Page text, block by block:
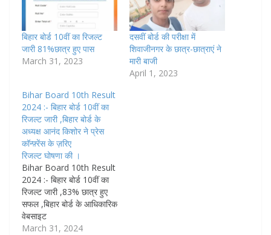
बिहार बोर्ड 10वीं का रिजल्ट
जारी 81%छात्र हुए पास
March 31, 2023
दसवीं बोर्ड की परीक्षा में
शिवाजीनगर के छात्र-छात्राएं ने
मारी बाजी
April 1, 2023
Bihar Board 10th Result
2024 :- बिहार बोर्ड 10वीं का
रिजल्ट जारी ,बिहार बोर्ड के
अध्यक्ष आनंद किशोर ने प्रेस
कॉन्फ़्रेंस के ज़रिए
रिजल्ट घोषणा की ।
Bihar Board 10th Result
2024 :- बिहार बोर्ड 10वीं का
रिजल्ट जारी ,83% छात्र हुए
सफल ,बिहार बोर्ड के आधिकारिक
वेबसाइट
www.bsebmatric.org
March 31, 2024